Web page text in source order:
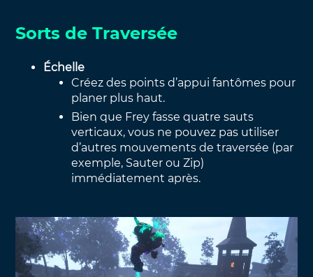
Sorts de Traversée
Échelle
Créez des points d’appui fantômes pour
planer plus haut.
Bien que Frey fasse quatre sauts
verticaux, vous ne pouvez pas utiliser
d’autres mouvements de traversée (par
exemple, Sauter ou Zip)
immédiatement après.